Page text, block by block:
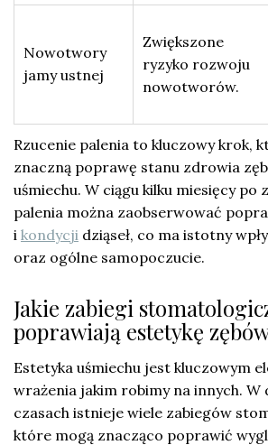
Nowotwory
jamy ustnej
Zwiększone
ryzyko rozwoju
nowotworów.
Rzucenie palenia to kluczowy krok,
znaczną poprawę stanu zdrowia
uśmiechu. W ciągu kilku miesięcy po
palenia można zaobserwować
i kondycji dziąseł, co ma istotny
oraz ogólne samopoczucie.
Jakie zabiegi
poprawiają estetykę
Estetyka uśmiechu jest kluczowym
wrażenia jakim robimy na innych. W
czasach istnieje wiele zabiegów
które mogą znacząco poprawić